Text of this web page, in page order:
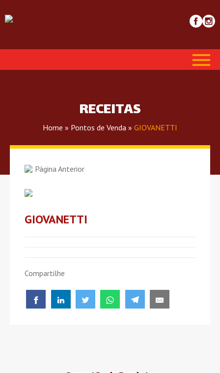
RECEITAS
Home » Pontos de Venda » GIOVANETTI
Página Anterior
GIOVANETTI
Compartilhe